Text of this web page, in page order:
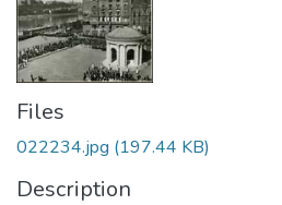
Files
022234.jpg (197.44 KB)
Description